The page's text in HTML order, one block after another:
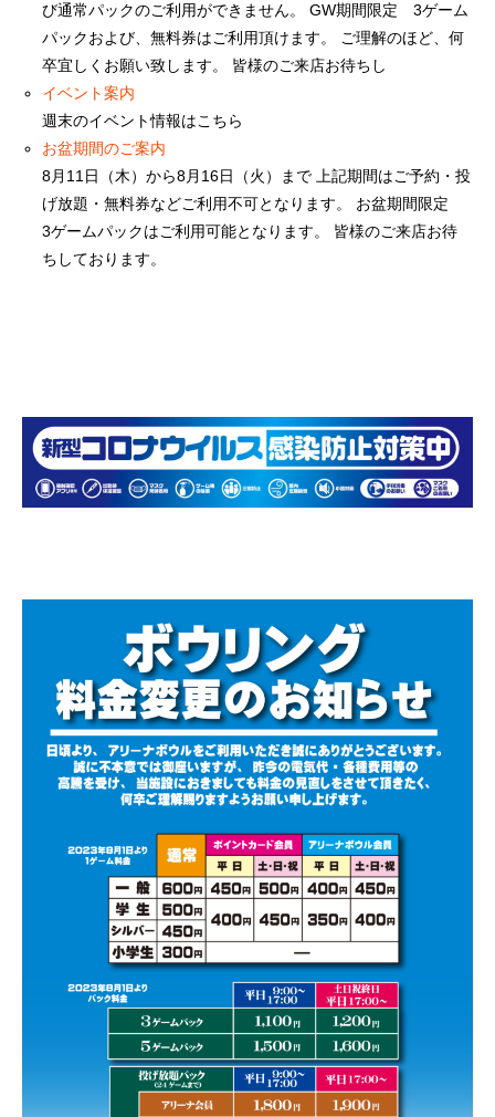
び通常パックのご利用ができません。 GW期間限定 3ゲーム
パックおよび、無料券はご利用頂けます。 ご理解のほど、何
卒宜しくお願い致します。 皆様のご来店お待ちし
イベント案内
週末のイベント情報はこちら
お盆期間のご案内
8月11日（木）から8月16日（火）まで 上記期間はご予約・投
げ放題・無料券などご利用不可となります。 お盆期間限定
3ゲームパックはご利用可能となります。 皆様のご来店お待
ちしております。